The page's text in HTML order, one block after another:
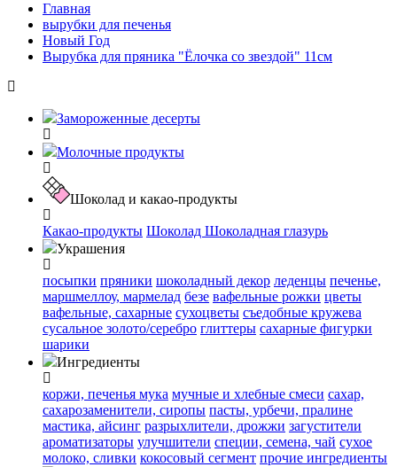
Главная
вырубки для печенья
Новый Год
Вырубка для пряника "Ёлочка со звездой" 11см
Замороженные десерты
Молочные продукты
Шоколад и какао-продукты
Какао-продукты Шоколад Шоколадная глазурь
Украшения
посыпки пряники шоколадный декор леденцы печенье,
маршмеллоу, мармелад безе вафельные рожки цветы
вафельные, сахарные сухоцветы съедобные кружева
сусальное золото/серебро глиттеры сахарные фигурки
шарики
Ингредиенты
коржи, печенья мука мучные и хлебные смеси сахар,
сахарозаменители, сиропы пасты, урбечи, пралине
мастика, айсинг разрыхлители, дрожжи загустители
ароматизаторы улучшители специи, семена, чай сухое
молоко, сливки кокосовый сегмент прочие ингредиенты